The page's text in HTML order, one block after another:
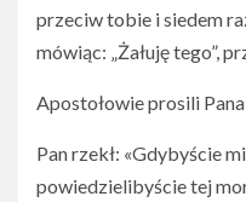
przeciw tobie i siedem
mówiąc: „Żałuję tego”,
Apostołowie prosili
Pan rzekł: «Gdybyście
powiedzielibyście tej